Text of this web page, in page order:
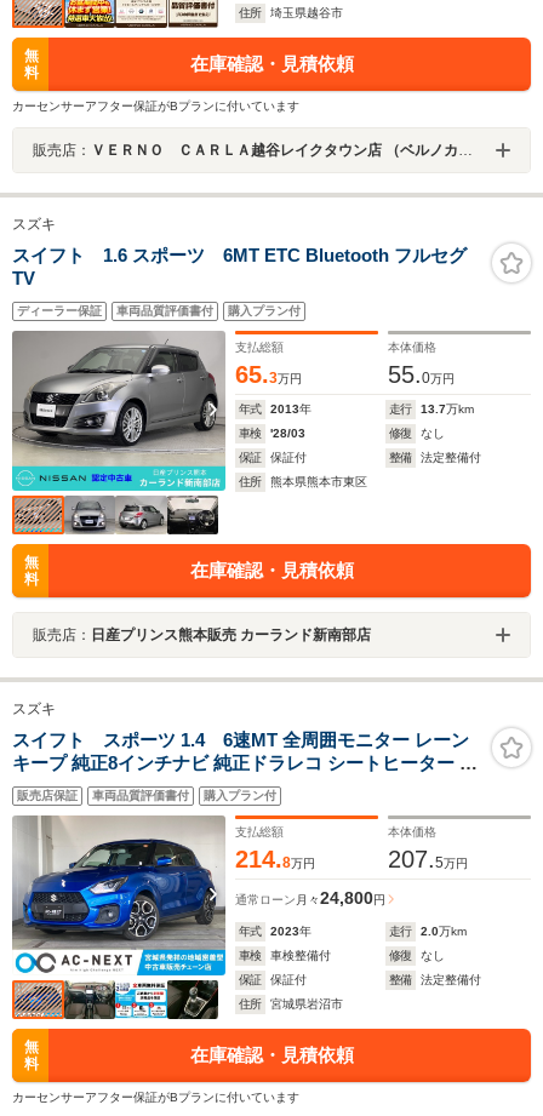
住所
埼玉県越谷市
無
料
在庫確認・見積依頼
カーセンサーアフター保証がBプランに付いています
販売店： ＶＥＲＮＯ ＣＡＲＬＡ越谷レイクタウン店 （ベルノカーラ越谷レイクタウン店）
スズキ
スイフト 1.6 スポーツ 6MT ETC Bluetooth フルセグ
TV
ディーラー保証 車両品質評価書付 購入プラン付
支払総額
65.3万円
本体価格
55.0万円
年式 2013年 走行 13.7万km
車検
'28/03 修復
なし
保証
保証付 整備
法定整備付
住所
熊本県熊本市東区
無
料
在庫確認・見積依頼
販売店： 日産プリンス熊本販売 カーランド新南部店
スズキ
スイフト スポーツ 1.4 6速MT 全周囲モニター レーン
キープ 純正8インチナビ 純正ドラレコ シートヒーター レ
ーダークルーズコントロール 障害物センサー ブラインド
スポットモニター LEDヘッドライト 衝突被害軽減ブレー
キ 横滑り ETC
販売店保証 車両品質評価書付 購入プラン付
支払総額
214.8万円
本体価格
207.5万円
通常ローン 月々24,800円
年式 2023年 走行 2.0万km
車検
車検整備付 修復
なし
保証
保証付 整備
法定整備付
住所
宮城県岩沼市
無
料
在庫確認・見積依頼
カーセンサーアフター保証がBプランに付いています